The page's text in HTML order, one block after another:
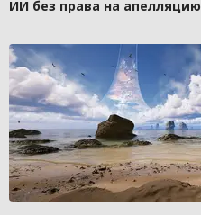
ИИ без права на апелляцию